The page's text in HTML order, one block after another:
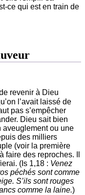
ce qui est en train de
revenir à Dieu
l’avait laissé de
pas s’empêcher
Dieu sait bien
ou une
des milliers
(voir la première
faire des reproches. Il
(Is 1,18 : Venez
péchés sont comme
S’ils sont rouges
comme la laine.)